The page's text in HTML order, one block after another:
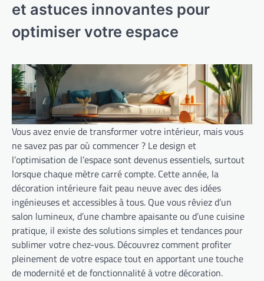
et astuces innovantes pour
optimiser votre espace
Vous avez envie de transformer votre intérieur, mais vous
ne savez pas par où commencer ? Le design et
l’optimisation de l’espace sont devenus essentiels, surtout
lorsque chaque mètre carré compte. Cette année, la
décoration intérieure fait peau neuve avec des idées
ingénieuses et accessibles à tous. Que vous rêviez d’un
salon lumineux, d’une chambre apaisante ou d’une cuisine
pratique, il existe des solutions simples et tendances pour
sublimer votre chez-vous. Découvrez comment profiter
pleinement de votre espace tout en apportant une touche
de modernité et de fonctionnalité à votre décoration.